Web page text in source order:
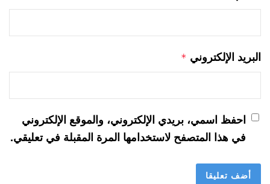
البريد الإلكتروني *
احفظ اسمي، بريدي الإلكتروني، والموقع الإلكتروني
في هذا المتصفح لاستخدامها المرة المقبلة في تعليقي.